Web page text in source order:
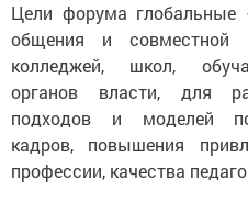
Цели форума
общения и совместной
колледжей, школ,
органов власти, для
подходов и моделей
кадров, повышения
профессии, качества